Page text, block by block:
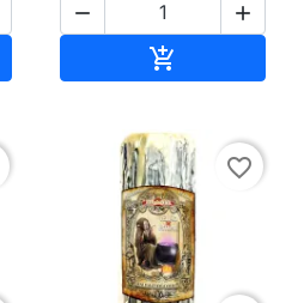
 

favorite_border